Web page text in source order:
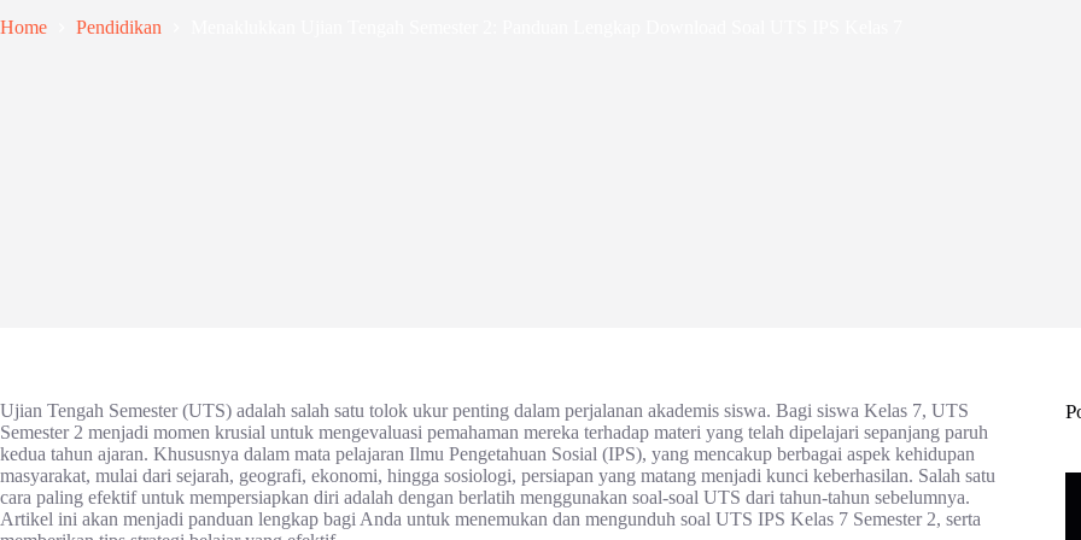
Home Pendidikan
Ujian Tengah Semester (UTS) adalah salah satu tolok ukur penting dalam perjalanan akademis siswa. Bagi siswa Kelas 7, UTS
Semester 2 menjadi momen krusial untuk mengevaluasi pemahaman mereka terhadap materi yang telah dipelajari sepanjang paruh
kedua tahun ajaran. Khususnya dalam mata pelajaran Ilmu Pengetahuan Sosial (IPS), yang mencakup berbagai aspek kehidupan
masyarakat, mulai dari sejarah, geografi, ekonomi, hingga sosiologi, persiapan yang matang menjadi kunci keberhasilan. Salah satu
cara paling efektif untuk mempersiapkan diri adalah dengan berlatih menggunakan soal-soal UTS dari tahun-tahun sebelumnya.
Artikel ini akan menjadi panduan lengkap bagi Anda untuk menemukan dan mengunduh soal UTS IPS Kelas 7 Semester 2, serta